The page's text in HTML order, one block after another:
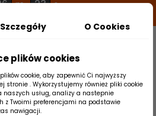
m 22 s
Szukaj
produktu
Płytki Łazienkowe
Szczegóły O Cookies
plików cookies
cookie, aby zapewnić Ci najwyższy
stronie . Wykorzystujemy również pliki cookie
naszych usług, analizy a nastepnie
z Twoimi preferencjami na podstawie
nawigacji.